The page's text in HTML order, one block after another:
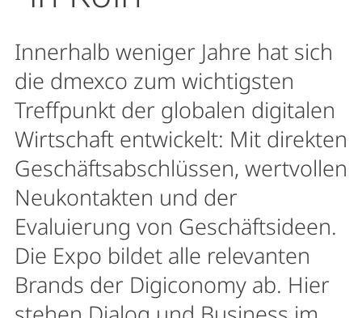
Innerhalb weniger Jahre hat sich
die dmexco zum wichtigsten
Treffpunkt der globalen digitalen
Wirtschaft entwickelt: Mit direkten
Geschäftsabschlüssen, wertvollen
Neukontakten und der
Evaluierung von Geschäftsideen.
Die Expo bildet alle relevanten
Brands der Digiconomy ab. Hier